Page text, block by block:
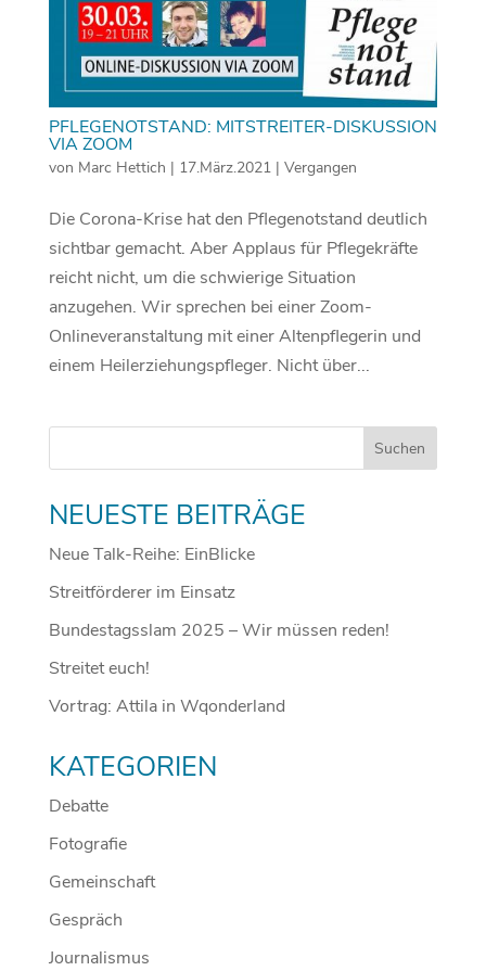
PFLEGENOTSTAND: MITSTREITER-DISKUSSION
VIA ZOOM
von Marc Hettich | 17.März.2021| Vergangen
Die Corona-Krise hat den Pflegenotstand deutlich
sichtbar gemacht. Aber Applaus für Pflegekräfte
reicht nicht, um die schwierige Situation
anzugehen. Wir sprechen bei einer Zoom-
Onlineveranstaltung mit einer Altenpflegerin und
einem Heilerziehungspfleger. Nicht über...
NEUESTE BEITRÄGE
Neue Talk-Reihe: EinBlicke
Streitförderer im Einsatz
Bundestagsslam 2025 – Wir müssen reden!
Streitet euch!
Vortrag: Attila in Wqonderland
KATEGORIEN
Debatte
Fotografie
Gemeinschaft
Gespräch
Journalismus